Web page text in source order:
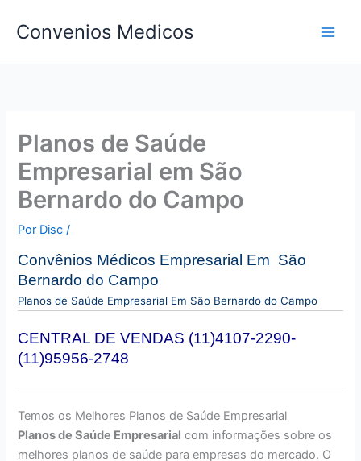
para
conteúdo
Convenios Medicos
Planos de Saúde
Empresarial em São
Bernardo do Campo
Por Disc/
Convênios Médicos Empresarial Em São
Bernardo do Campo
Planos de Saúde Empresarial Em São Bernardo do Campo
CENTRAL DE VENDAS (11)4107-2290-
(11)95956-2748
Temos os Melhores Planos de Saúde Empresarial
Planos de Saúde Empresarial com informações sobre os
melhores planos de saúde para empresas do mercado. O